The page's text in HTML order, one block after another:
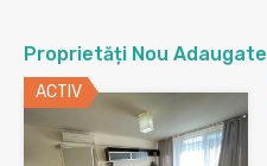
Proprietăți Nou Adaugate
ACTIV